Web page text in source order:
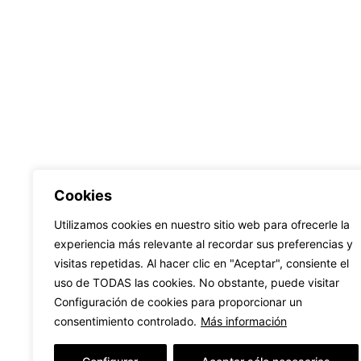
Cookies
Utilizamos cookies en nuestro sitio web para ofrecerle la
experiencia más relevante al recordar sus preferencias y
visitas repetidas. Al hacer clic en "Aceptar", consiente el
uso de TODAS las cookies. No obstante, puede visitar
Configuración de cookies para proporcionar un
consentimiento controlado. Más información
Llámanos